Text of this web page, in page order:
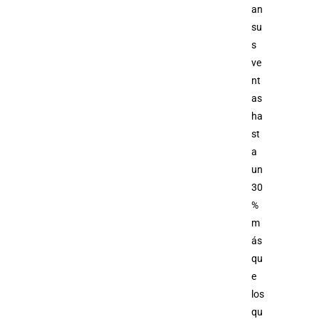
an
su
s
ve
nt
as
ha
st
a
un
30
%
m
ás
qu
e
los
qu